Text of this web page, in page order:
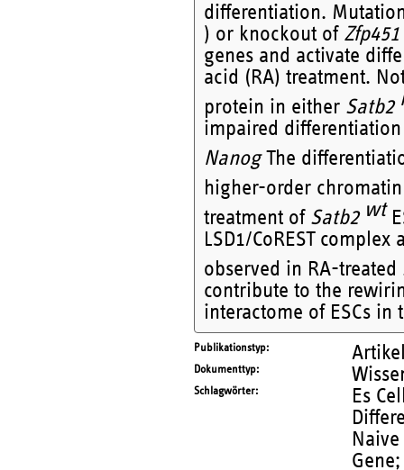
differentiation.
) or knockout of Zfp451
genes and activate
acid (RA) treatment.
protein in either Satb2
impaired
NanogThe
higher-order
treatment of Satb2 wt
LSD1/CoREST
observed in RA-treated
contribute to the
interactome of ESCs
Publikationstyp
Dokumenttyp
Schlagwörter
Es